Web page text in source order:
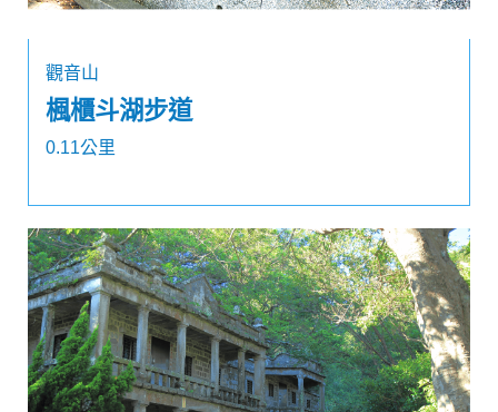
觀音山
楓櫃斗湖步道
0.11公里